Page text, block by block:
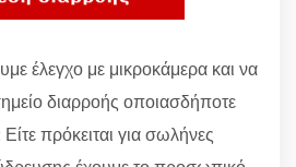
έλεγχο με μικροκάμερα και να
διαρροής οποιασδήποτε
πρόκειται για σωλήνες